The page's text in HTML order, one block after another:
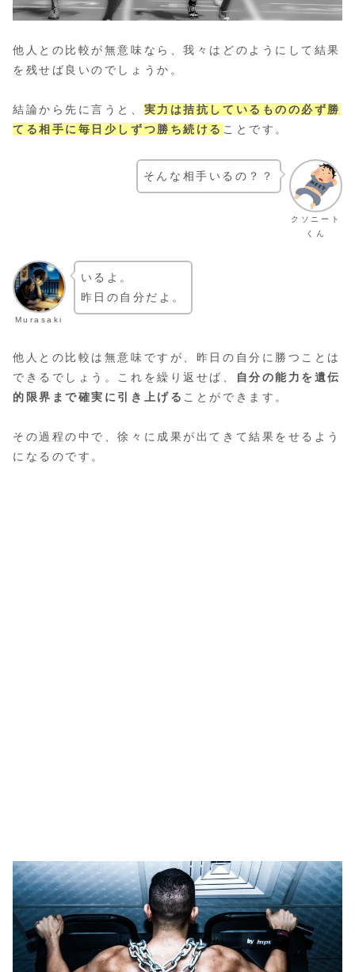
他人との比較が無意味なら、我々はどのようにして結果
を残せば良いのでしょうか。
結論から先に言うと、 実力は拮抗しているものの必ず勝
てる相手に毎日少しずつ勝ち続ける ことです。
クソニート
くん
そんな相手いるの？？
Murasaki
いるよ。
昨日の自分だよ。
他人との比較は無意味ですが、昨日の自分に勝つことは
できるでしょう。これを繰り返せば、
自分の能力を遺伝
的限界まで確実に引き上げる ことができます。
その過程の中で、徐々に成果が出てきて結果をせるよう
になるのです。